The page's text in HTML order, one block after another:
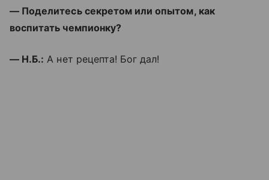
— Поделитесь секретом или опытом, как
воспитать чемпионку?
— Н.Б.: А нет рецепта! Бог дал!